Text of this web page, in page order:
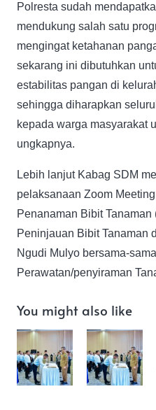
Polresta sudah
mendukung salah satu
mengingat ketahanan
sekarang ini dibutuhkan
estabilitas pangan di
sehingga diharapkan
kepada warga masyarakat
ungkapnya.
Lebih lanjut Kabag SDM
pelaksanaan Zoom
Penanaman Bibit Tanaman
Peninjauan Bibit Tanaman
Ngudi Mulyo bersama-
Perawatan/penyiraman
You might also like